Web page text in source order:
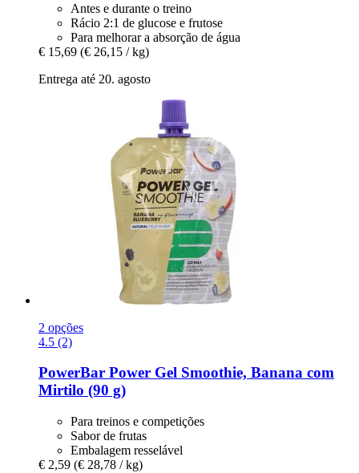
Antes e durante o treino
Rácio 2:1 de glucose e frutose
Para melhorar a absorção de água
€ 15,69 (€ 26,15 / kg)
Entrega até 20. agosto
2 opções
4.5 (2)
PowerBar Power Gel Smoothie, Banana com
Mirtilo (90 g)
Para treinos e competições
Sabor de frutas
Embalagem resselável
€ 2,59 (€ 28,78 / kg)